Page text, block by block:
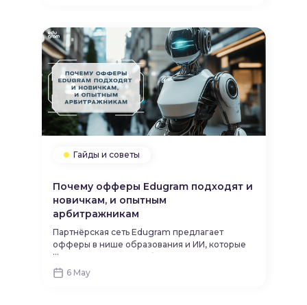
Гайды и советы
Почему офферы Edugram подходят и
новичкам, и опытным
арбитражникам
Партнёрская сеть Edugram предлагает
офферы в нише образования и ИИ, которые
одинаково хорошо работают как у новичков,
так и у опытных арбитражников. Благодаря
простоте запуска, гибкости в использовании
...
6 May